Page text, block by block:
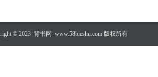
© 2023 背书网 www.58bieshu.com 版权所有